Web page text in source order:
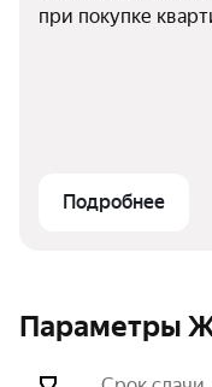
при покупке
Подробнее
Параметры